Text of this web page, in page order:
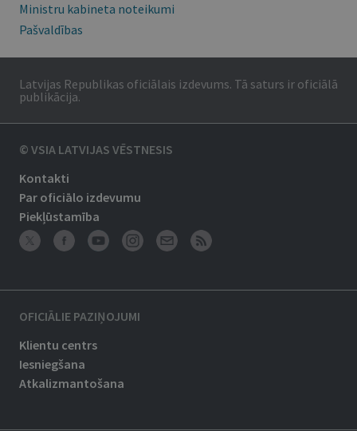
Ministru kabineta noteikumi
Pašvaldības
Latvijas Republikas oficiālais izdevums. Tā saturs ir oficiālā
publikācija.
© VSIA LATVIJAS VĒSTNESIS
Kontakti
Par oficiālo izdevumu
Piekļūstamība
OFICIĀLIE PAZIŅOJUMI
Klientu centrs
Iesniegšana
Atkalizmantošana